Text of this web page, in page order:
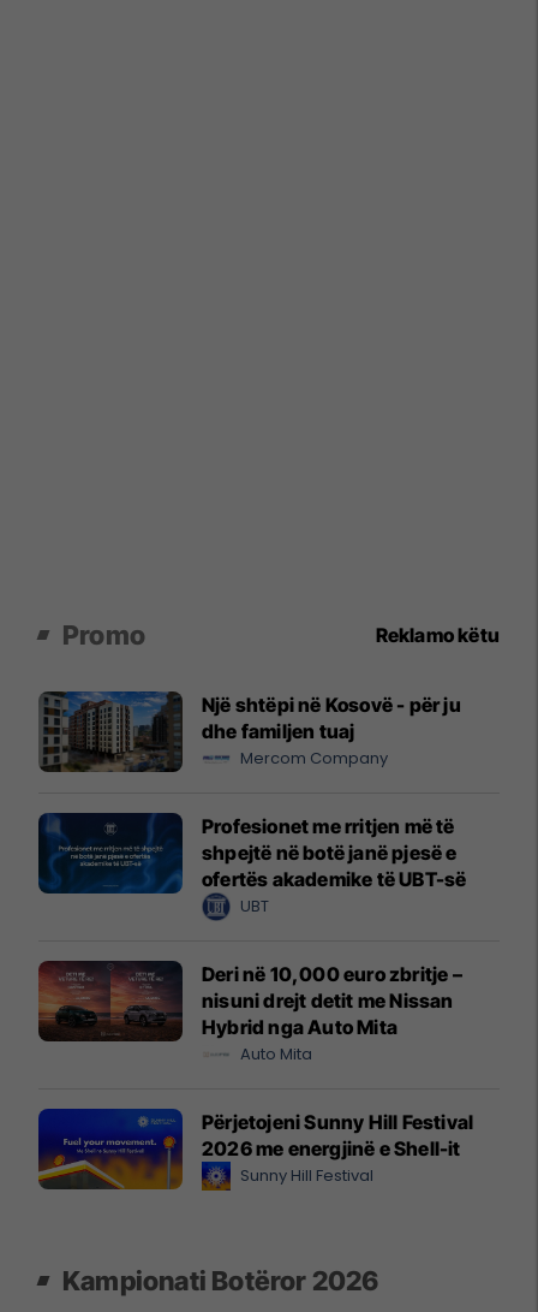
Promo Reklamo këtu
Një shtëpi në Kosovë - për ju
dhe familjen tuaj
Mercom Company
Profesionet me rritjen më të
shpejtë në botë janë pjesë e
ofertës akademike të UBT-së
UBT
Deri në 10,000 euro zbritje –
nisuni drejt detit me Nissan
Hybrid nga Auto Mita
Auto Mita
Përjetojeni Sunny Hill Festival
2026 me energjinë e Shell-it
Sunny Hill Festival
Kampionati Botëror 2026